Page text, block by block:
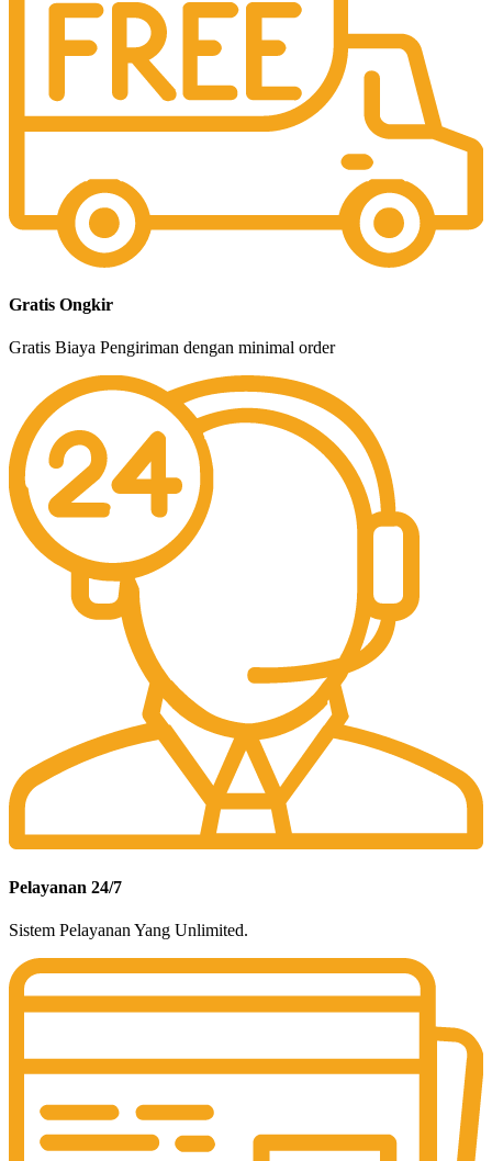
Gratis Ongkir
Gratis Biaya Pengiriman dengan minimal order
Pelayanan 24/7
Sistem Pelayanan Yang Unlimited.